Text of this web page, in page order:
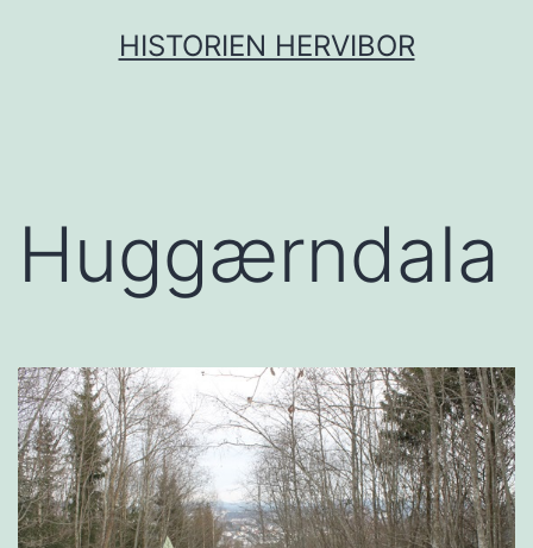
HISTORIEN HERVIBOR
Huggærndala